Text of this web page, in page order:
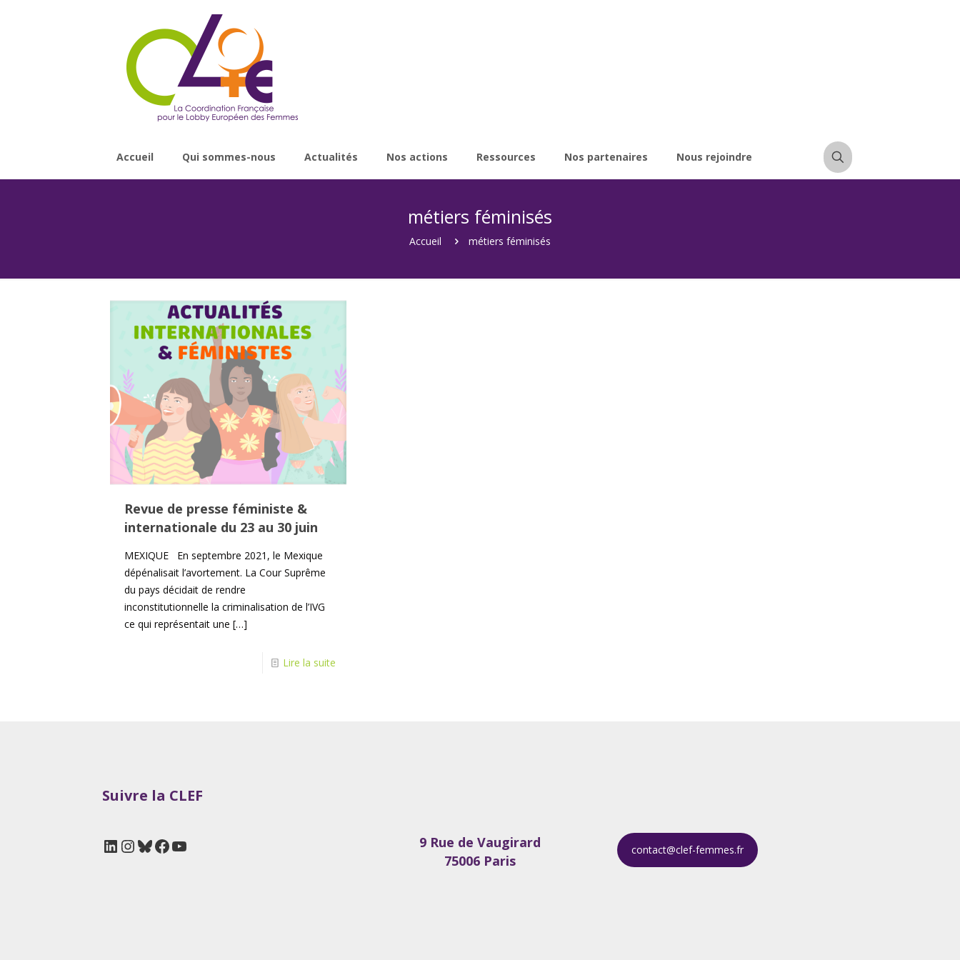
Accueil Qui sommes-nous Actualités Nos actions Ressources Nos partenaires Nous rejoindre
métiers féminisés
Accueil métiers féminisés
Revue de presse féministe &
internationale du 23 au 30 juin
MEXIQUE En septembre 2021, le Mexique
dépénalisait l’avortement. La Cour Suprême
du pays décidait de rendre
inconstitutionnelle la criminalisation de l’IVG
ce qui représentait une […]
Lire la suite
Suivre la CLEF
LinkedIn
Instagram
Bluesky
Facebook
YouTube
9 Rue de Vaugirard
75006 Paris
contact@clef-femmes.fr